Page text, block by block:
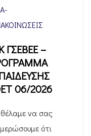
ΓΣΕΒΕΕ –
06/2026
να σας
ότι